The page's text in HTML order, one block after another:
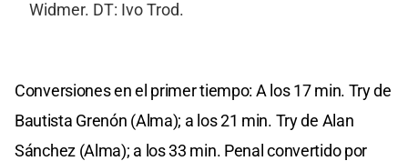
Widmer. DT: Ivo Trod.
Conversiones en el primer tiempo: A los 17 min. Try de
Bautista Grenón (Alma); a los 21 min. Try de Alan
Sánchez (Alma); a los 33 min. Penal convertido por